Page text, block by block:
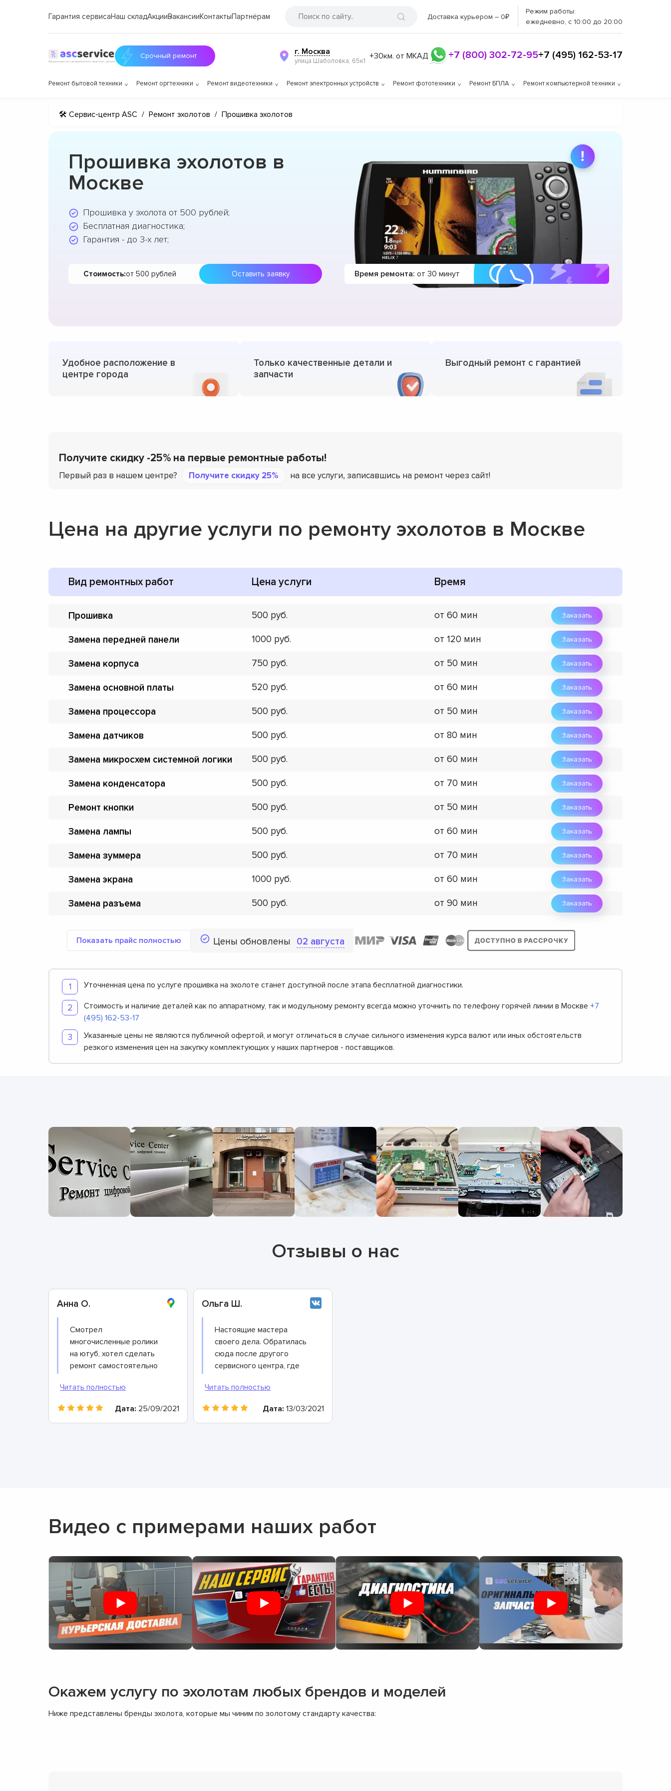
Гарантия сервисаНаш складАкцииВакансииКонтактыПартнёрам Доставка курьером – 0₽
Режим работы:
ежедневно, с 10:00 до 20:00
Срочный ремонт г. Москва
улица Шаболовка, 65к1 +30км. от МКАД +7 (800) 302-72-95+7 (495) 162-53-17
Ремонт бытовой техники Ремонт оргтехники Ремонт видеотехники Ремонт электронных устройств Ремонт фототехники Ремонт БПЛА Ремонт компьютерной техники
🛠 Сервис-центр ASC / Ремонт эхолотов / Прошивка эхолотов
Прошивка эхолотов в
Москве
Прошивка у эхолота от 500 рублей;
Бесплатная диагностика;
Гарантия - до 3-х лет;
Стоимость:от 500 рублей Оставить заявку Время ремонта: от 30 минут
Удобное расположение в
центре города
Только качественные детали и
запчасти
Выгодный ремонт с гарантией
Получите скидку -25% на первые ремонтные работы!
Первый раз в нашем центре? Получите скидку 25% на все услуги, записавшись на ремонт через сайт!
Цена на другие услуги по ремонту эхолотов в Москве
Вид ремонтных работ Цена услуги Время
Прошивка 500 от 60 мин Заказать
Замена передней панели 1000 от 120 мин Заказать
Замена корпуса 750 от 50 мин Заказать
Замена основной платы 520 от 60 мин Заказать
Замена процессора 500 от 50 мин Заказать
Замена датчиков 500 от 80 мин Заказать
Замена микросхем системной логики 500 от 60 мин Заказать
Замена конденсатора 500 от 70 мин Заказать
Ремонт кнопки 500 от 50 мин Заказать
Замена лампы 500 от 60 мин Заказать
Замена зуммера 500 от 70 мин Заказать
Замена экрана 1000 от 60 мин Заказать
Замена разъема 500 от 90 мин Заказать
Показать прайс полностью Цены обновлены 02 августа
Уточненная цена по услуге прошивка на эхолоте станет доступной после этапа бесплатной диагностики.
Стоимость и наличие деталей как по аппаратному, так и модульному ремонту всегда можно уточнить по телефону горячей линии в Москве +7
(495) 162-53-17
Указанные цены не являются публичной офертой, и могут отличаться в случае сильного изменения курса валют или иных обстоятельств
резкого изменения цен на закупку комплектующих у наших партнеров - поставщиков.
Отзывы о нас
Анна О.
Смотрел
многочисленные ролики
на ютуб, хотел сделать
ремонт самостоятельно
итоге только время
потерял. Хорошо
коллега дал контакты
этого сервисного центра,
Дата: 25/09/2021
Ольга Ш.
Настоящие мастера
своего дела. Обратилась
сюда после другого
сервисного центра, где
помогли. Здесь – совсем
другое дело: все
рассказали, показали,
провели диагностику,
Дата: 13/03/2021
Видео с примерами наших работ
Окажем услугу по эхолотам любых брендов и моделей
Ниже представлены бренды эхолота, которые мы чиним по золотому стандарту качества: